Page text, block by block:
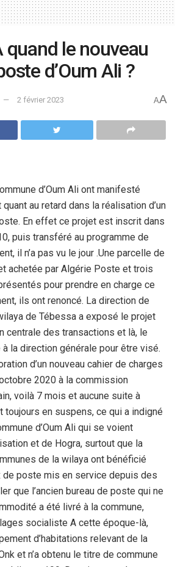
quand le nouveau
d’Oum Ali ?
2 février 2023 AA
d’Oum Ali ont manifesté
au retard dans la réalisation d’un
En effet ce projet est inscrit dans
puis transféré au programme de
il n’a pas vu le jour .Une parcelle de
achetée par Algérie Poste et trois
pour prendre en charge ce
ils ont renoncé. La direction de
de Tébessa a exposé le projet
centrale des transactions et là, le
la direction générale pour être visé.
d’un nouveau cahier de charges
2020 à la commission
voilà 7 mois et aucune suite à
toujours en suspens, ce qui a indigné
d’Oum Ali qui se voient
et de Hogra, surtout que la
de la wilaya ont bénéficié
de poste mis en service depuis des
que l’ancien bureau de poste qui ne
a été livré à la commune,
socialiste A cette époque-là,
d’habitations relevant de la
et n’a obtenu le titre de commune